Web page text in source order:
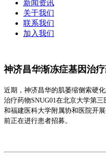
新闻资讯
关于我们
联系我们
加入我们
神济昌华渐冻症基因治
近期，神济昌华的肌萎缩侧索硬
治疗药物SNUG01在北京大学第
和福建医科大学附属协和医院开
前正在进行患者招募。